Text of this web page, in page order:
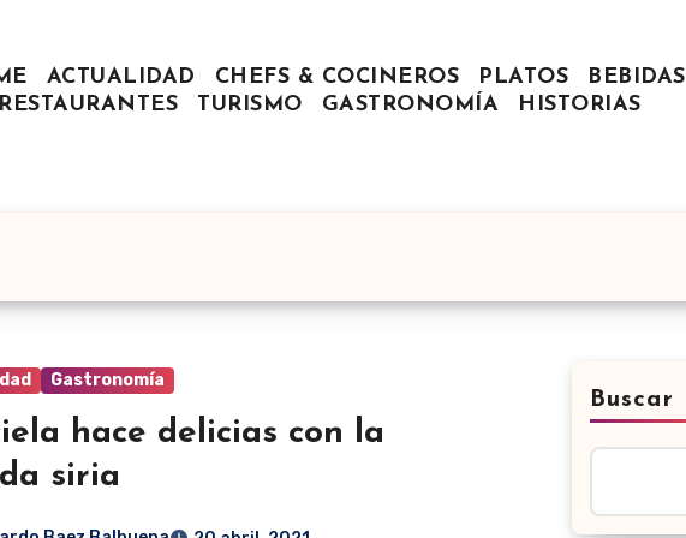
ACTUALIDAD CHEFS & COCINEROS PLATOS
BEBIDAS
RESTAURANTES
TURISMO GASTRONOMÍA HISTORIAS
Gastronomía
hace delicias con la
siria
Buscar